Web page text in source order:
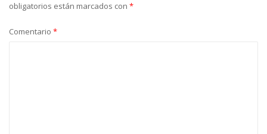
obligatorios están marcados con *
Comentario *